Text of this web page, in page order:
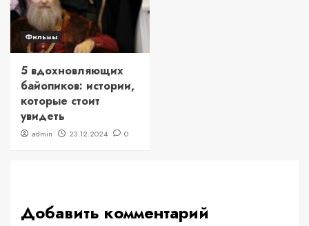
Фильмы
5 вдохновляющих
байопиков: истории,
которые стоит
увидеть
admin 23.12.2024 0
Добавить комментарий